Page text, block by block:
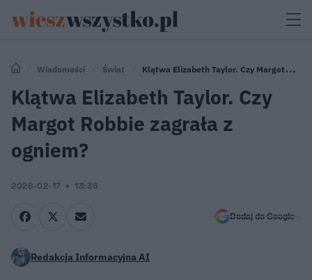
Wiadomości Świat
Klątwa Elizabeth Taylor. Czy Margot
Robbie zagrała z ogniem?
Klątwa Elizabeth Taylor. Czy
Margot Robbie zagrała z
ogniem?
2026-02-17 13:36
Dodaj do Google
Redakcja Informacyjna AI